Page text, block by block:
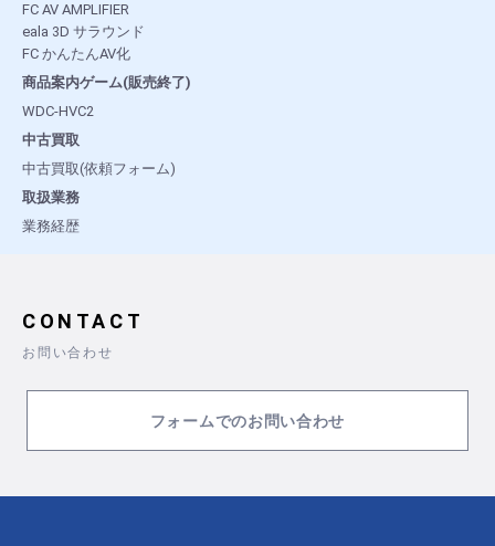
FC AV AMPLIFIER
eala 3D サラウンド
FC かんたんAV化
商品案内ゲーム(販売終了)
WDC-HVC2
中古買取
中古買取(依頼フォーム)
取扱業務
業務経歴
CONTACT
お問い合わせ
フォームでのお問い合わせ